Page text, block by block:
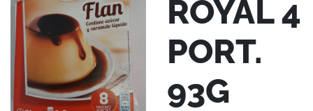
ROYAL 4
PORT.
93G